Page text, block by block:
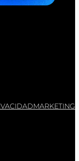
MARKETING